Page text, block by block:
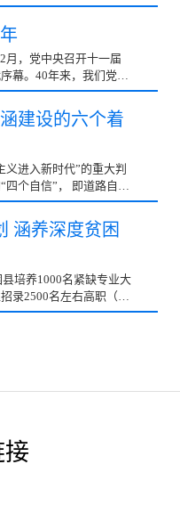
长邹利君、图书馆...
月，党中央召开十一届
幕。40年来，我们党团
，迎来了从站起...
建设的六个着
进入新时代”的重大判
四个自信”， 即道路自
体落实到职...
涵养深度贫困
养1000名紧缺专业大
2500名左右高职（专
名具有一定...
接